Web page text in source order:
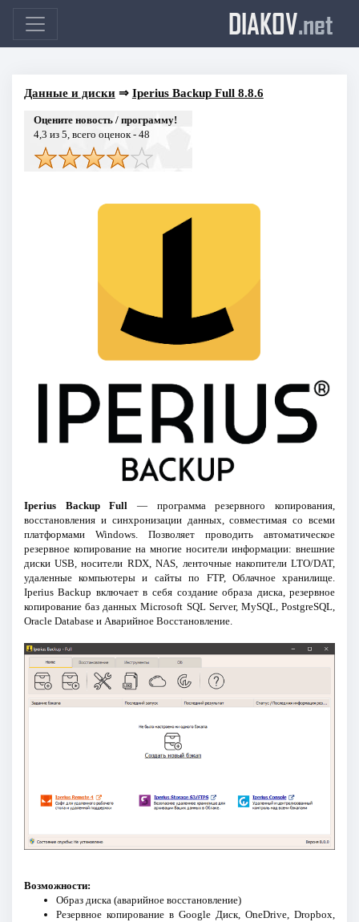
DIAKOV.net
Данные и диски⇒ Iperius Backup Full 8.8.6
Оцените новость / программу!
4,3 из 5, всего оценок - 48
Iperius Backup Full — программа резервного копирования,
восстановления и синхронизации данных, совместимая со всеми
платформами Windows. Позволяет проводить автоматическое
резервное копирование на многие носители информации: внешние
диски USB, носители RDX, NAS, ленточные накопители LTO/DAT,
удаленные компьютеры и сайты по FTP, Облачное хранилище.
Iperius Backup включает в себя создание образа диска, резервное
копирование баз данных Microsoft SQL Server, MySQL, PostgreSQL,
Oracle Database и Аварийное Восстановление.
Возможности:
Образ диска (аварийное восстановление)
Резервное копирование в Google Диск, OneDrive, Dropbox,